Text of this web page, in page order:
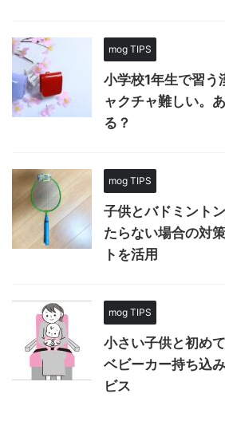
mog TIPS
小学校1年生で習う
ャクチャ難しい。
る？
mog TIPS
子供とバドミント
たらない場合の対
トを活用
mog TIPS
小さい子供と初め
ベビーカー持ち込
ビス